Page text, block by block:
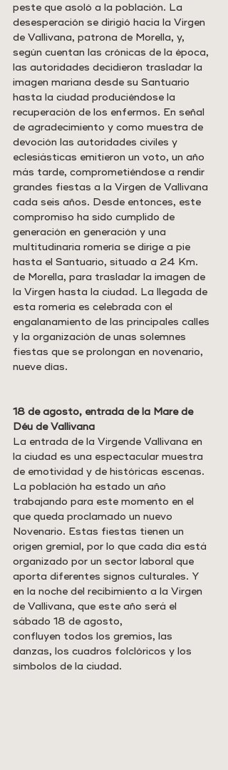
peste que asoló a la población. La
desesperación se dirigió hacia la Virgen
de Vallivana, patrona de Morella, y,
según cuentan las crónicas de la época,
las autoridades decidieron trasladar la
imagen mariana desde su Santuario
hasta la ciudad produciéndose la
recuperación de los enfermos. En señal
de agradecimiento y como muestra de
devoción las autoridades civiles y
eclesiásticas emitieron un voto, un año
más tarde, comprometiéndose a rendir
grandes fiestas a la Virgen de Vallivana
cada seis años. Desde entonces, este
compromiso ha sido cumplido de
generación en generación y una
multitudinaria romería se dirige a pie
hasta el Santuario, situado a 24 Km.
de Morella, para trasladar la imagen de
la Virgen hasta la ciudad. La llegada de
esta romería es celebrada con el
engalanamiento de las principales calles
y la organización de unas solemnes
fiestas que se prolongan en novenario,
nueve días.
18 de agosto, entrada de la Mare de
Déu de Vallivana
La entrada de la Virgende Vallivana en
la ciudad es una espectacular muestra
de emotividad y de históricas escenas.
La población ha estado un año
trabajando para este momento en el
que queda proclamado un nuevo
Novenario. Estas fiestas tienen un
origen gremial, por lo que cada día está
organizado por un sector laboral que
aporta diferentes signos culturales. Y
en la noche del recibimiento a la Virgen
de Vallivana, que este año será el
sábado 18 de agosto,
confluyen todos los gremios, las
danzas, los cuadros folclóricos y los
símbolos de la ciudad.